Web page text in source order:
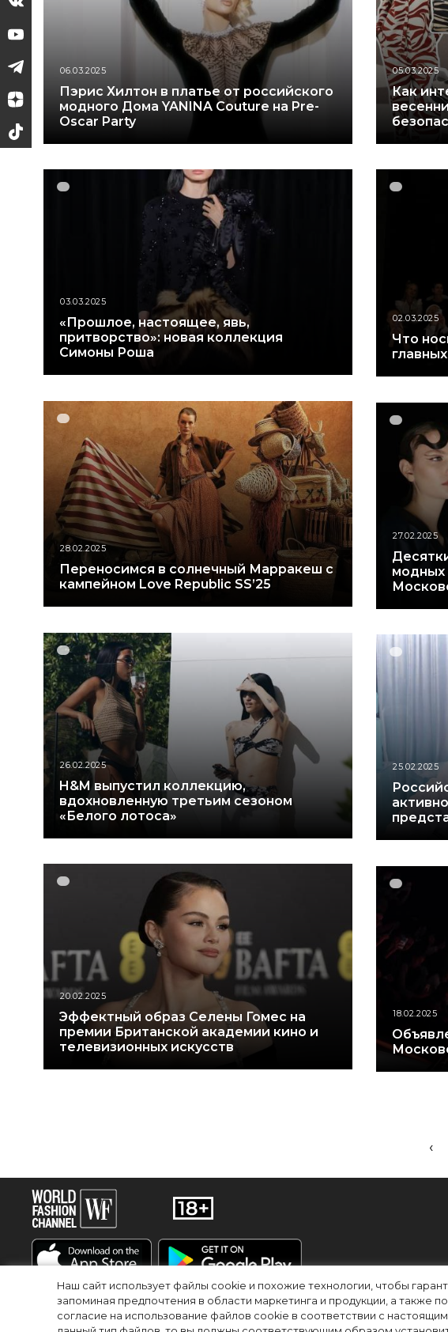
Наш сайт использует файлы cookie и похожие технологии, чтобы
запоминая предпочтения в области маркетинга и продукции, а также
согласие на использование файлов cookie в соответствии с
06.03.2025
Пэрис Хилтон в платье от российского
модного Дома YANINA Couture на Pre-
Oscar Party
05.03.2025
Как
03.03.2025
«Прошлое, настоящее, явь,
притворство»: новая коллекция
Симоны Роша
02.03.2025
Что
28.02.2025
Переносимся в солнечный Марракеш с
кампейном Love Republic SS’25
27.02.2025
модных
26.02.2025
H&M выпустил коллекцию,
вдохновленную третьим сезоном
«Белого лотоса»
25.02.2025
20.02.2025
Эффектный образ Селены Гомес на
премии Британской академии кино и
телевизионных искусств
18.02.2025
‹
EN